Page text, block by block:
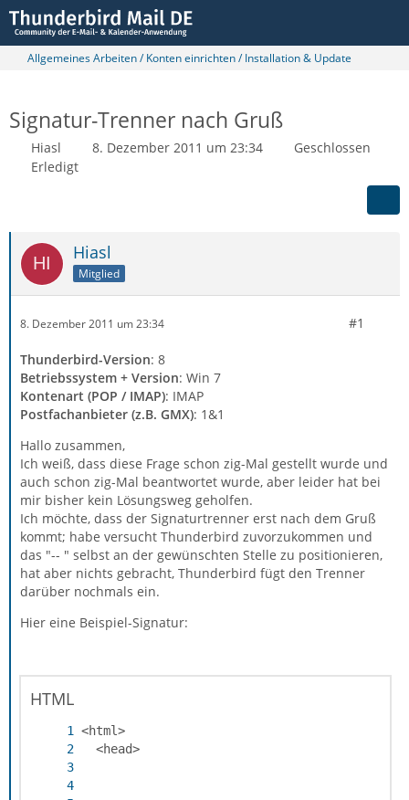
Allgemeines Arbeiten / Konten einrichten / Installation & Update
Signatur-Trenner nach Gruß
Hiasl 8. Dezember 2011 um 23:34
Geschlossen
Erledigt
Hiasl
Mitglied
8. Dezember 2011 um 23:34 #1
Thunderbird-Version: 8
Betriebssystem + Version: Win 7
Kontenart (POP / IMAP): IMAP
Postfachanbieter (z.B. GMX): 1&1
Hallo zusammen,
Ich weiß, dass diese Frage schon zig-Mal gestellt wurde und
auch schon zig-Mal beantwortet wurde, aber leider hat bei
mir bisher kein Lösungsweg geholfen.
Ich möchte, dass der Signaturtrenner erst nach dem Gruß
kommt; habe versucht Thunderbird zuvorzukommen und
das "-- " selbst an der gewünschten Stelle zu positionieren,
hat aber nichts gebracht, Thunderbird fügt den Trenner
darüber nochmals ein.
Hier eine Beispiel-Signatur:
HTML